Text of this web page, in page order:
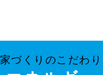
家づくりのこだわり